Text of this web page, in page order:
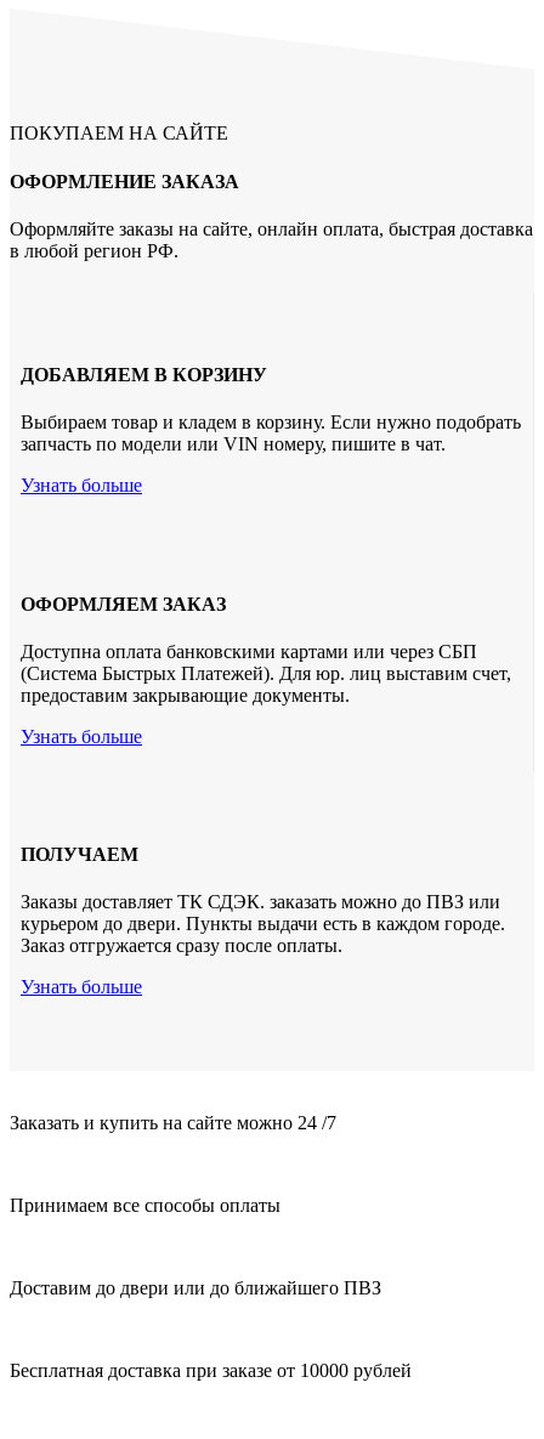
ПОКУПАЕМ НА САЙТЕ
ОФОРМЛЕНИЕ ЗАКАЗА
Оформляйте заказы на сайте, онлайн оплата, быстрая доставка
в любой регион РФ.
ДОБАВЛЯЕМ В КОРЗИНУ
Выбираем товар и кладем в корзину. Если нужно подобрать
запчасть по модели или VIN номеру, пишите в чат.
Узнать больше
ОФОРМЛЯЕМ ЗАКАЗ
Доступна оплата банковскими картами или через СБП
(Система Быстрых Платежей). Для юр. лиц выставим счет,
предоставим закрывающие документы.
Узнать больше
ПОЛУЧАЕМ
Заказы доставляет ТК СДЭК. заказать можно до ПВЗ или
курьером до двери. Пункты выдачи есть в каждом городе.
Заказ отгружается сразу после оплаты.
Узнать больше
Заказать и купить на сайте можно 24 /7
Принимаем все способы оплаты
Доставим до двери или до ближайшего ПВЗ
Бесплатная доставка при заказе от 10000 рублей